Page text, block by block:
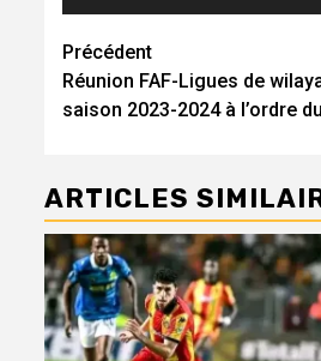
Navigation
d’article
Précédent
Réunion FAF-Ligues de
saison 2023-2024 à l’ordre
ARTICLES